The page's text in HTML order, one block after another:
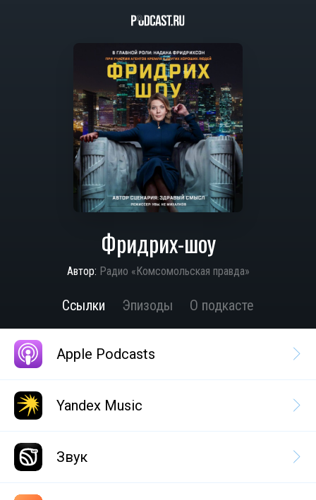
Фридрих-шоу
Автор: Радио «Комсомольская правда»
Ссылки Эпизоды О подкасте
Apple Podcasts
Yandex Music
Звук